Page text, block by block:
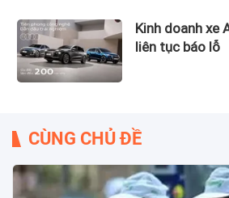
Kinh doanh xe
liên tục báo lỗ
CÙNG CHỦ ĐỀ